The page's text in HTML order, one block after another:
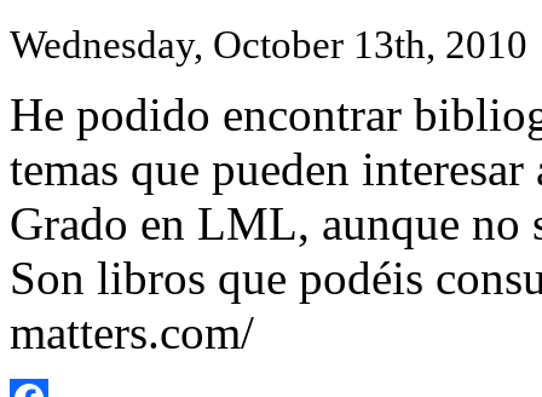
Wednesday, October 13th, 2010
He podido encontrar
temas que pueden
Grado en LML, aunque no
Son libros que podéis
matters.com/